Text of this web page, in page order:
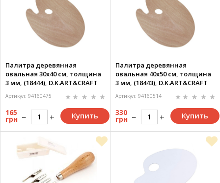
Палитра деревянная
овальная 30х40 см, толщина
3 мм, (18444), D.K.ART&CRAFT
Артикул: 94160475
165
грн Купить
Палитра деревянная
овальная 40х50 см, толщина
3 мм, (18443), D.K.ART&CRAFT
Артикул: 94160514
330
грн Купить